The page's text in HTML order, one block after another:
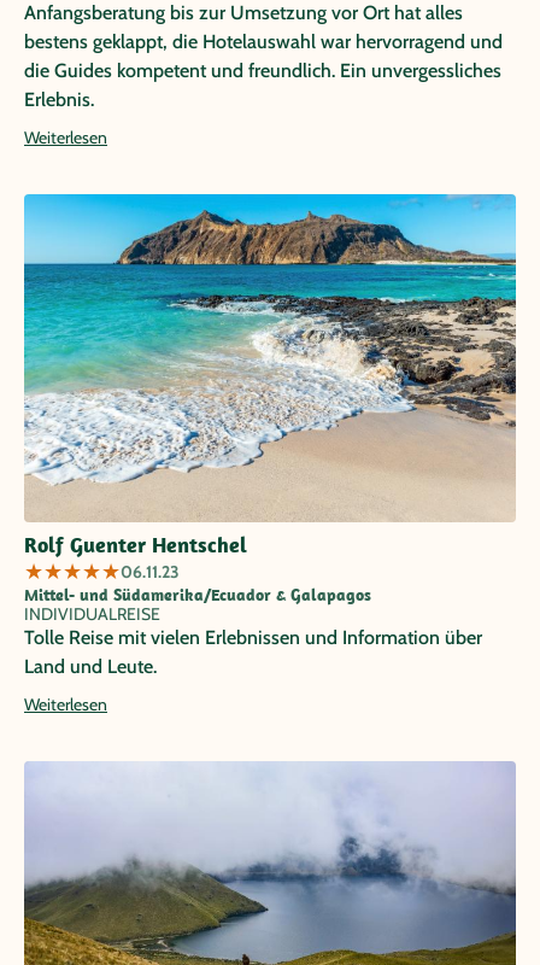
Anfangsberatung bis zur Umsetzung vor Ort hat alles
bestens geklappt, die Hotelauswahl war hervorragend und
die Guides kompetent und freundlich. Ein unvergessliches
Erlebnis.
Weiterlesen
Rolf Guenter Hentschel
★★★★★06.11.23
Mittel- und Südamerika/Ecuador & Galapagos
INDIVIDUALREISE
Tolle Reise mit vielen Erlebnissen und Information über
Land und Leute.
Weiterlesen